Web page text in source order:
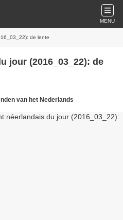
MENU
de lente
jour (2016_03_22): de
van het Nederlands